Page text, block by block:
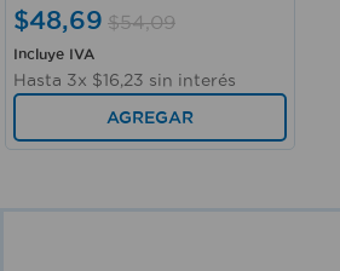
$48,69 $54,09
Incluye IVA
Hasta 3x $16,23 sin interés
AGREGAR